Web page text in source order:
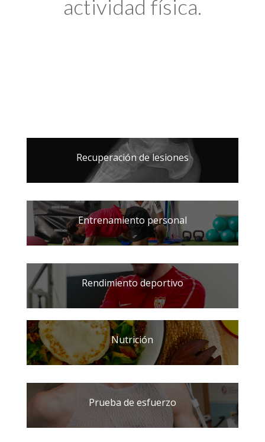
actividad física.
Recuperación de lesiones
Entrenamiento personal
Rendimiento deportivo
Nutrición
Prueba de esfuerzo